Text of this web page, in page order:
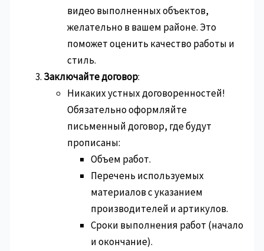
видео выполненных объектов,
желательно в вашем районе. Это
поможет оценить качество работы и
стиль.
Заключайте договор:
Никаких устных договоренностей!
Обязательно оформляйте
письменный договор, где будут
прописаны:
Объем работ.
Перечень используемых
материалов с указанием
производителей и артикулов.
Сроки выполнения работ (начало
и окончание).